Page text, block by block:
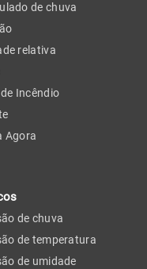
de chuva
relativa
Incêndio
Agora
de chuva
de temperatura
de umidade